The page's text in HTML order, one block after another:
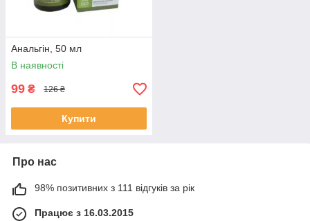
Анальгін, 50 мл
В наявності
99 ₴ 126 ₴
Купити
Про нас
98% позитивних з 111 відгуків за рік
Працює з 16.03.2015